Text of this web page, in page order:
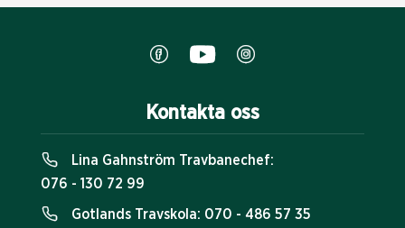
Kontakta oss
Lina Gahnström Travbanechef:
076 - 130 72 99
Gotlands Travskola: 070 - 486 57 35